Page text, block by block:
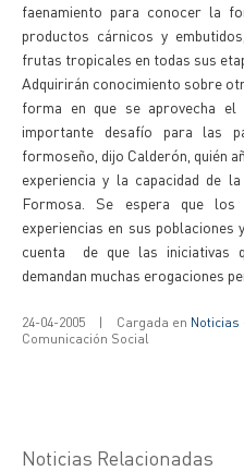
faenamiento para conocer la
productos cárnicos y
frutas tropicales en todas sus
Adquirirán conocimiento sobre
forma en que se aprovecha
importante desafío para las
formoseño, dijo Calderón, quién
experiencia y la capacidad de
Formosa. Se espera que los
experiencias en sus poblaciones
cuenta de que las iniciativas
demandan muchas erogaciones
24-04-2005 | Cargada en Noticias
Comunicación Social
Noticias Relacionadas